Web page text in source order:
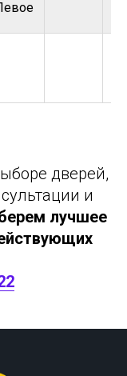
дверей,
и
лучшее